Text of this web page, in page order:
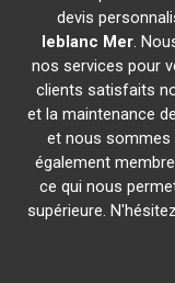
devis
leblanc Mer.
nos services pour
clients satisfaits
et la maintenance
et nous sommes
également
ce qui nous
supérieure.